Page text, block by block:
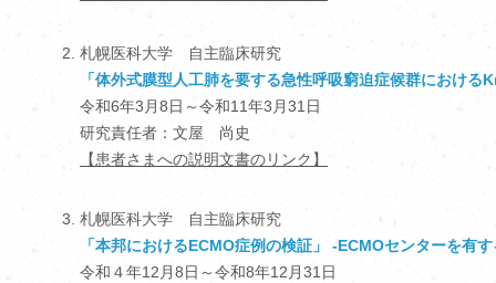
札幌医科大学 自主臨床研究
「体外式膜型人工肺を要する急性呼吸窮迫症候群におけ
令和6年3月8日～令和11年3月31日
研究責任者：文屋 尚史
【患者さまへの説明文書のリンク】
札幌医科大学 自主臨床研究
「本邦におけるECMO症例の検証」 -ECMOセンターを有
令和４年12月8日～令和8年12月31日